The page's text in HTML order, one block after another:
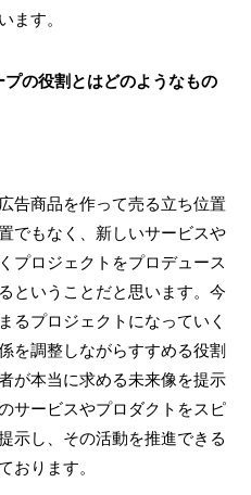
ます。
の役割とはどのようなもの
告商品を作って売る立ち位置
でもなく、新しいサービスや
プロジェクトをプロデュース
ということだと思います。今
るプロジェクトになっていく
を調整しながらすすめる役割
が本当に求める未来像を提示
サービスやプロダクトをスピ
示し、その活動を推進できる
おります。